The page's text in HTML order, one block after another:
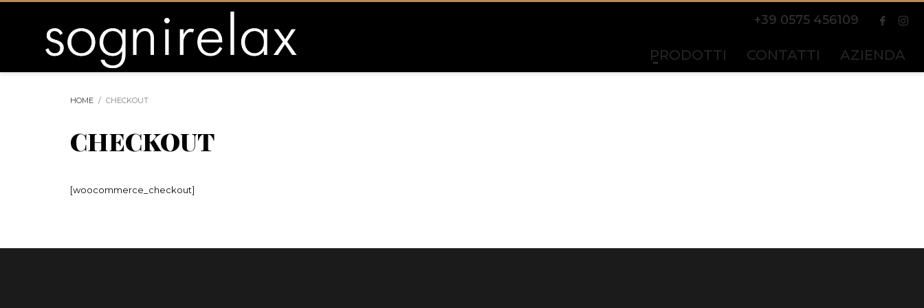
+39 0575 456109
PRODOTTI CONTATTI AZIENDA
HOME CHECKOUT
CHECKOUT
[woocommerce_checkout]